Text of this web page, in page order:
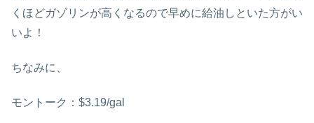
くほどガゾリンが高くなるので早めに給油しといた方がい
いよ！
ちなみに、
モントーク：$3.19/gal